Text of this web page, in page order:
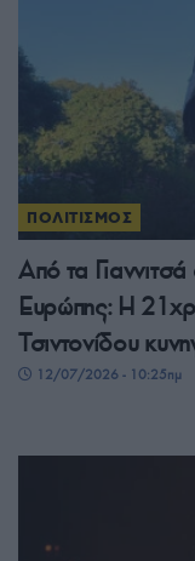
ΠΟΛΙΤΙΣΜΟΣ
Από τα Γιαννιτσά
Ευρώπης: Η
Τσιντονίδου
12/07/2026 - 10:25πμ